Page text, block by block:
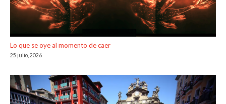
Lo que se oye al momento de caer
25 julio, 2026